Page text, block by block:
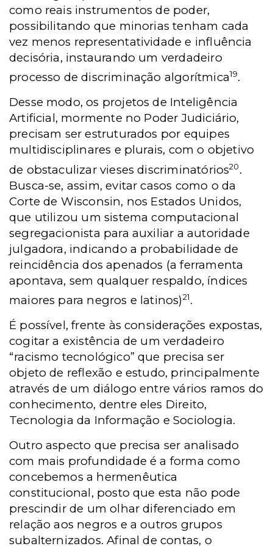
como reais instrumentos de poder,
possibilitando que minorias tenham cada
vez menos representatividade e influência
decisória, instaurando um verdadeiro
processo de discriminação algorítmica19.
Desse modo, os projetos de Inteligência
Artificial, mormente no Poder Judiciário,
precisam ser estruturados por equipes
multidisciplinares e plurais, com o objetivo
de obstaculizar vieses discriminatórios20.
Busca-se, assim, evitar casos como o da
Corte de Wisconsin, nos Estados Unidos,
que utilizou um sistema computacional
segregacionista para auxiliar a autoridade
julgadora, indicando a probabilidade de
reincidência dos apenados (a ferramenta
apontava, sem qualquer respaldo, índices
maiores para negros e latinos)21.
É possível, frente às considerações expostas,
cogitar a existência de um verdadeiro
“racismo tecnológico” que precisa ser
objeto de reflexão e estudo, principalmente
através de um diálogo entre vários ramos do
conhecimento, dentre eles Direito,
Tecnologia da Informação e Sociologia.
Outro aspecto que precisa ser analisado
com mais profundidade é a forma como
concebemos a hermenêutica
constitucional, posto que esta não pode
prescindir de um olhar diferenciado em
relação aos negros e a outros grupos
subalternizados. Afinal de contas, o